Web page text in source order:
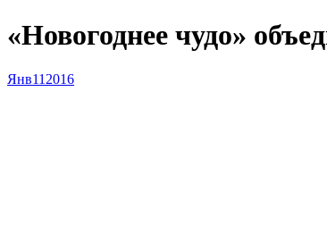
«Новогоднее чудо»
Янв11 2016